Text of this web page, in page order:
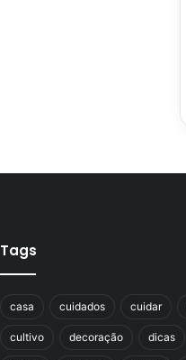
Tags
casa cuidados cuidar
cultivo decoração dicas